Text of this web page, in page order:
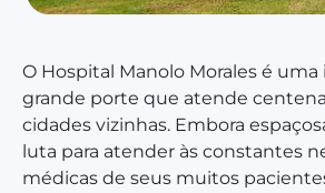
O Hospital Manolo Morales é uma
grande porte que atende
cidades vizinhas. Embora
luta para atender às constantes
médicas de seus muitos